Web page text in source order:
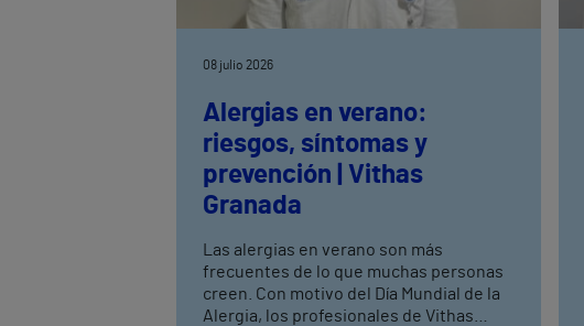
08 julio 2026
Alergias en verano:
riesgos, síntomas y
prevención | Vithas
Granada
Las alergias en verano son más
frecuentes de lo que muchas personas
creen. Con motivo del Día Mundial de la
Alergia, los profesionales de Vithas